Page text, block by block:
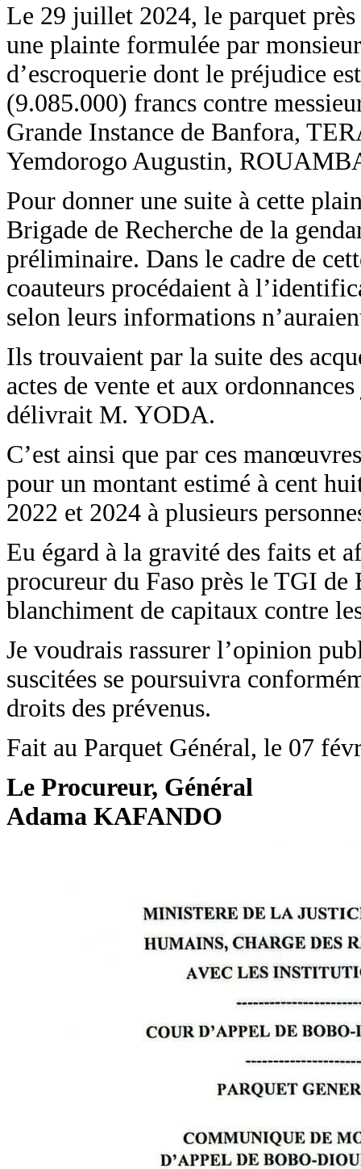
Le 29 juillet 2024, le parquet
une plainte formulée par
d’escroquerie dont le préjudice
(9.085.000) francs contre
Grande Instance de Banfora,
Yemdorogo Augustin,
Pour donner une suite à cette
Brigade de Recherche de la
préliminaire. Dans le cadre de
coauteurs procédaient à
selon leurs informations
Ils trouvaient par la suite des
actes de vente et aux
délivrait M. YODA.
C’est ainsi que par ces
pour un montant estimé à cent
2022 et 2024 à plusieurs
Eu égard à la gravité des faits et
procureur du Faso près le TGI de
blanchiment de capitaux contre
Je voudrais rassurer l’opinion
suscitées se poursuivra
droits des prévenus.
Fait au Parquet Général, le 07
Le Procureur, Général
Adama KAFANDO